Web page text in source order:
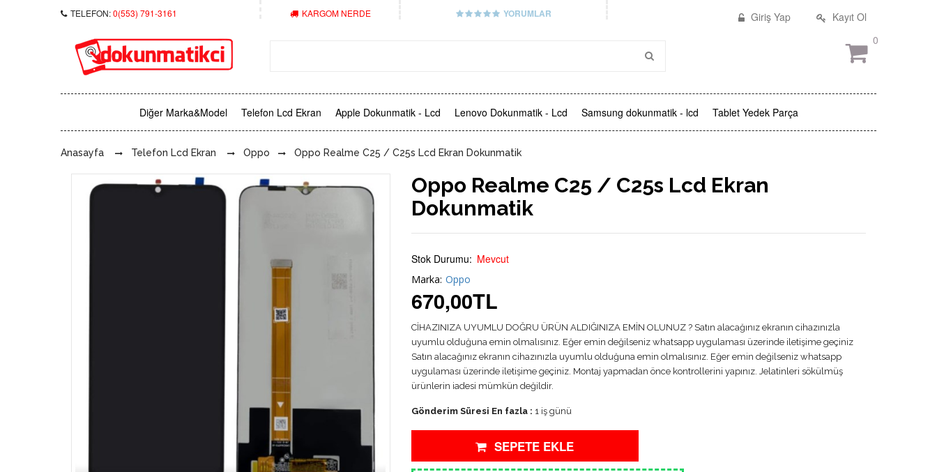
TELEFON:0(553) 791-3161 KARGOM NERDE YORUMLAR Giriş Yap
Kayıt Ol
0
Diğer Marka&Model Telefon Lcd Ekran Apple Dokunmatik - Lcd Lenovo Dokunmatik - Lcd Samsung dokunmatik - lcd Tablet Yedek Parça
Anasayfa Telefon Lcd Ekran Oppo Oppo Realme C25 / C25s Lcd Ekran Dokunmatik
Oppo Realme C25 / C25s Lcd Ekran
Dokunmatik
Stok Durumu: Mevcut
Marka: Oppo
670,00TL
CİHAZINIZA UYUMLU DOĞRU ÜRÜN ALDIĞINIZA EMİN OLUNUZ ? Satın alacağınız ekranın cihazınızla
uyumlu olduğuna emin olmalısınız. Eğer emin değilseniz whatsapp uygulaması üzerinde iletişime geçiniz
Satın alacağınız ekranın cihazınızla uyumlu olduğuna emin olmalısınız. Eğer emin değilseniz whatsapp
uygulaması üzerinde iletişime geçiniz. Montaj yapmadan önce kontrollerini yapınız. Jelatinleri sökülmüş
ürünlerin iadesi mümkün değildir.
Gönderim Süresi En fazla : 1 iş günü
SEPETE EKLE